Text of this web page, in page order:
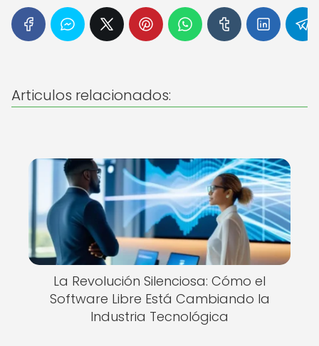
Articulos relacionados:
La Revolución Silenciosa: Cómo el
Software Libre Está Cambiando la
Industria Tecnológica